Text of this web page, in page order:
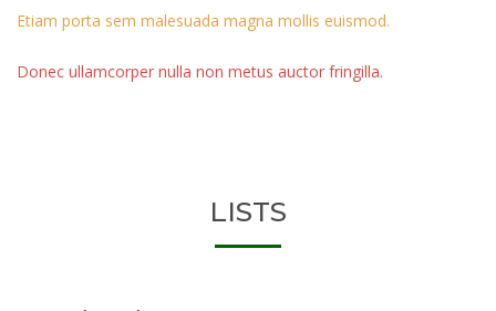
Etiam porta sem malesuada magna mollis euismod.
Donec ullamcorper nulla non metus auctor fringilla.
LISTS